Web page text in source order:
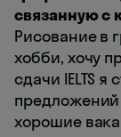
связанную с
Рисование в
хобби, хочу
сдачи IELTS
предложений
хорошие